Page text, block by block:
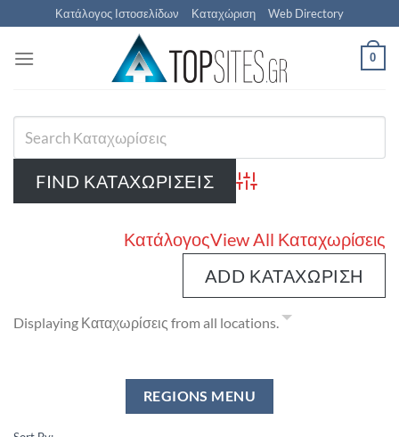
Μετάβαση
στο
περιεχόμενο
Κατάλογος Ιστοσελίδων Καταχώριση Web Directory
0
Advanced Search
ΚατάλογοςView All Καταχωρίσεις
ADD ΚΑΤΑΧΏΡΙΣΗ
Displaying Καταχωρίσεις from all locations.